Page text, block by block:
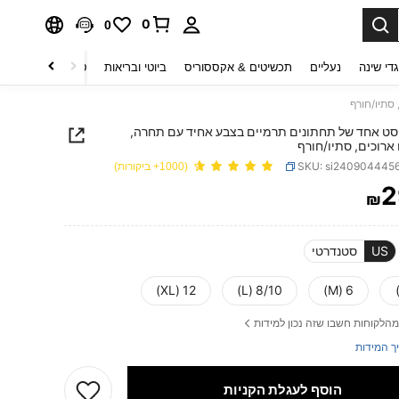
0
0
שינה נעליים תכשיטים & אקססוריס ביוטי ובריאות טקסטיל לבית
SHEIN סט אחד של תחתונים תרמיים בצבע אחיד עם תחרה,
ארוכים, סתיו/חורף
SKU: (1000+ ביקורות)
PRICE AND ₪
US סטנדרטי
6 (M)
8/10 (L)
12 (XL)
מהלקוחות חשבו שזה נכון למידות
המידות
הוסף לעגלת הקניות